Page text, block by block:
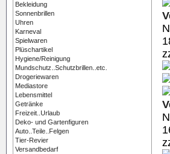
Bekleidung
Sonnenbrillen
Uhren
Karneval
Spielwaren
Plüschartikel
Hygiene/Reinigung
Mundschutz..Schutzbrillen..etc.
Drogeriewaren
Mediastore
Lebensmittel
Getränke
Freizeit..Urlaub
Deko- und Gartenfiguren
Auto..Teile..Felgen
Tier-Revier
Versandbedarf